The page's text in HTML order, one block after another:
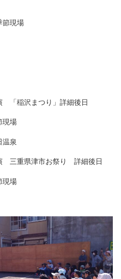
現場
「稲沢まつり」詳細後日
場
泉
三重県津市お祭り 詳細後日
場